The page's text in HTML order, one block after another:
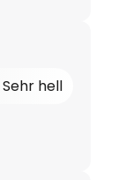
Sehr hell